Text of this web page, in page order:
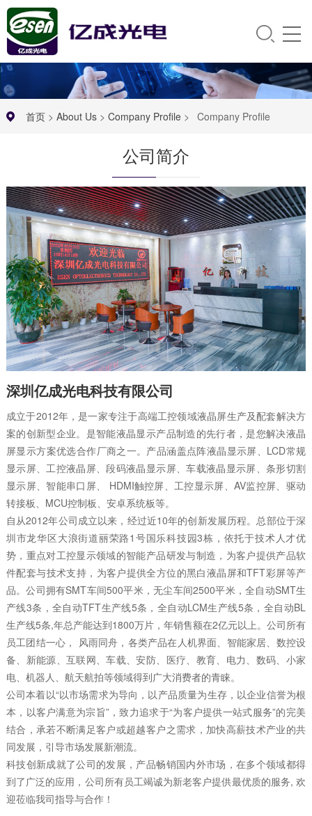
首页> About Us> Company Profile> Company Profile
公司简介
深圳亿成光电科技有限公司
成立于2012年，是一家专注于高端工控领域液晶屏生产及配套解决方
案的创新型企业。是智能液晶显示产品制造的先行者，是您解决液晶
屏显示方案优选合作厂商之一。产品涵盖点阵液晶显示屏、LCD常规
显示屏、工控液晶屏、段码液晶显示屏、车载液晶显示屏、条形切割
显示屏、智能串口屏、 HDMI触控屏、工控显示屏、AV监控屏、驱动
转接板、MCU控制板、安卓系统板等。
自从2012年公司成立以来，经过近10年的创新发展历程。总部位于深
圳市龙华区大浪街道丽荣路1号国乐科技园3栋，依托于技术人才优
势，重点对工控显示领域的智能产品研发与制造，为客户提供产品软
件配套与技术支持，为客户提供全方位的黑白液晶屏和TFT彩屏等产
品。公司拥有SMT车间500平米，无尘车间2500平米，全自动SMT生
产线3条，全自动TFT生产线5条，全自动LCM生产线5条，全自动BL
生产线5条,年总产能达到1800万片，年销售额在2亿元以上。公司所有
员工团结一心， 风雨同舟，各类产品在人机界面、智能家居、数控设
备、新能源、互联网、车载、安防、医疗、教育、电力、数码、小家
电、机器人、航天航拍等领域得到广大消费者的青睐。
公司本着以“以市场需求为导向，以产品质量为生存，以企业信誉为根
本，以客户满意为宗旨”，致力追求于“为客户提供一站式服务”的完美
结合，承若不断满足客户或超越客户之需求，加快高薪技术产业的共
同发展，引导市场发展新潮流。
科技创新成就了公司的发展，产品畅销国内外市场，在多个领域都得
到了广泛的应用，公司所有员工竭诚为新老客户提供最优质的服务, 欢
迎莅临我司指导与合作！